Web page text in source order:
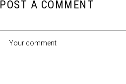
POST A COMMENT